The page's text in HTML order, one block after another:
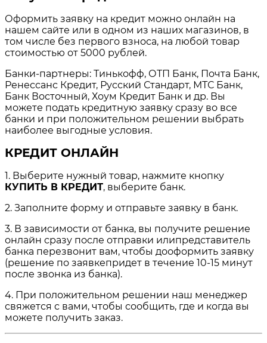
Оформить заявку на кредит можно онлайн на
нашем сайте или в одном из наших магазинов, в
том числе без первого взноса, на любой товар
стоимостью от 5000 рублей.
Банки-партнеры: Тинькофф, ОТП Банк, Почта Банк,
Ренессанс Кредит, Русский Стандарт, МТС Банк,
Банк Восточный, Хоум Кредит Банк и др. Вы
можете подать кредитную заявку сразу во все
банки и при положительном решении выбрать
наиболее выгодные условия.
КРЕДИТ ОНЛАЙН
1. Выберите нужный товар, нажмите кнопку
КУПИТЬ В КРЕДИТ, выберите банк.
2. Заполните форму и отправьте заявку в банк.
3. В зависимости от банка, вы получите решение
онлайн сразу после отправки илипредставитель
банка перезвонит вам, чтобы дооформить заявку
(решение по заявкепридет в течение 10-15 минут
после звонка из банка).
4. При положительном решении наш менеджер
свяжется с вами, чтобы сообщить, где и когда вы
можете получить заказ.